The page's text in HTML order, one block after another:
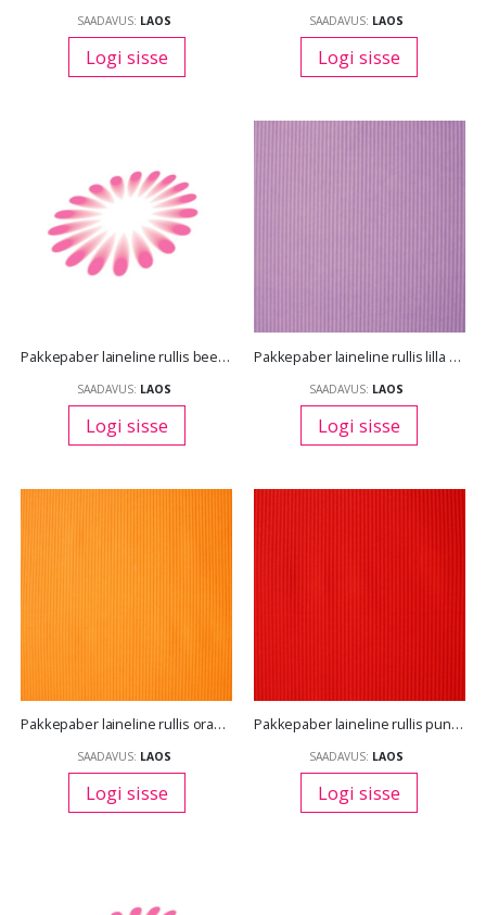
SAADAVUS: LAOS
Logi sisse
SAADAVUS: LAOS
Logi sisse
Pakkepaber laineline rullis beež 100 cm *10 m
SAADAVUS: LAOS
Logi sisse
Pakkepaber laineline rullis lilla 50 cm *10 m
SAADAVUS: LAOS
Logi sisse
Pakkepaber laineline rullis oranz 50 cm *10 m
SAADAVUS: LAOS
Logi sisse
Pakkepaber laineline rullis punane 50 cm *10 m
SAADAVUS: LAOS
Logi sisse